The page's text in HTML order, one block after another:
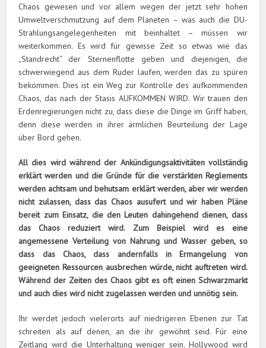
Chaos gewesen und vor allem wegen der jetzt sehr hohen
Umweltverschmutzung auf dem Planeten – was auch die DU-
Strahlungsangelegenheiten mit beinhaltet – müssen wir
weiterkommen. Es wird für gewisse Zeit so etwas wie das
„Standrecht“ der Sternenflotte geben und diejenigen, die
schwerwiegend aus dem Ruder laufen, werden das zu spüren
bekommen. Dies ist ein Weg zur Kontrolle des aufkommenden
Chaos, das nach der Stasis AUFKOMMEN WIRD. Wir trauen den
Erdenregierungen nicht zu, dass diese die Dinge im Griff haben,
denn diese werden in ihrer ärmlichen Beurteilung der Lage
über Bord gehen.
All dies wird während der Ankündigungsaktivitäten vollständig
erklärt werden und die Gründe für die verstärkten Reglements
werden achtsam und behutsam erklärt werden, aber wir werden
nicht zulassen, dass das Chaos ausufert und wir haben Pläne
bereit zum Einsatz, die den Leuten dahingehend dienen, dass
das Chaos reduziert wird. Zum Beispiel wird es eine
angemessene Verteilung von Nahrung und Wasser geben, so
dass das Chaos, dass andernfalls in Ermangelung von
geeigneten Ressourcen ausbrechen würde, nicht auftreten wird.
Während der Zeiten des Chaos gibt es oft einen Schwarzmarkt
und auch dies wird nicht zugelassen werden und unnötig sein.
Ihr werdet jedoch vielerorts auf niedrigeren Ebenen zur Tat
schreiten als auf denen, an die ihr gewöhnt seid. Für eine
Zeitlang wird die Unterhaltung weniger sein. Hollywood wird